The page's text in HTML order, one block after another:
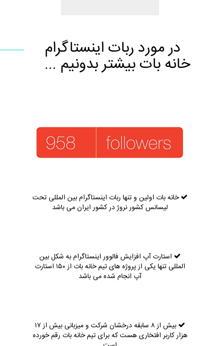
در مورد ربات اینستاگرام
خانه بات بیشتر بدونیم ...
خانه بات اولین و تنها ربات اینستاگرام بین المللی تحت
لیسانس کشور نروژ در کشور ایران می باشد
استارت آپ افزایش فالوور اینستاگرام به شکل بین
المللی تنها یکی از پروژه های تیم خانه بات از ۱۵۰ استارت
آپ انجام شده می باشد
بیش از ۸ سابقه درخشان شرکت و میزبانی بیش از ۱۷
هزار کاربر افتخاری هست که برای تیم خانه بات رقم خورده